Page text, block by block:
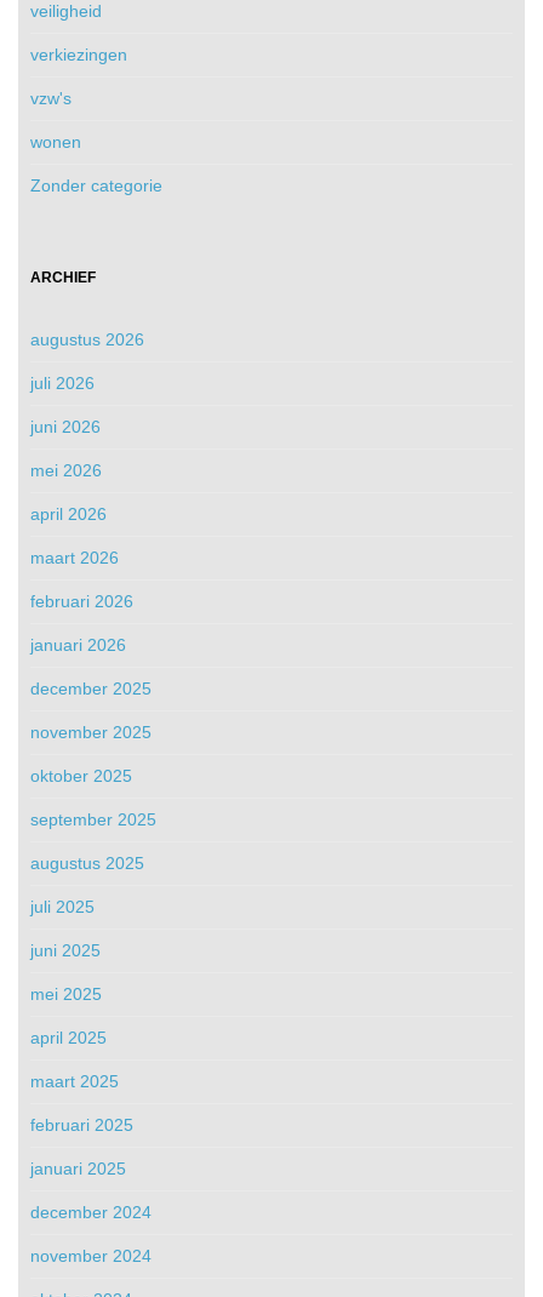
veiligheid
verkiezingen
vzw's
wonen
Zonder categorie
ARCHIEF
augustus 2026
juli 2026
juni 2026
mei 2026
april 2026
maart 2026
februari 2026
januari 2026
december 2025
november 2025
oktober 2025
september 2025
augustus 2025
juli 2025
juni 2025
mei 2025
april 2025
maart 2025
februari 2025
januari 2025
december 2024
november 2024